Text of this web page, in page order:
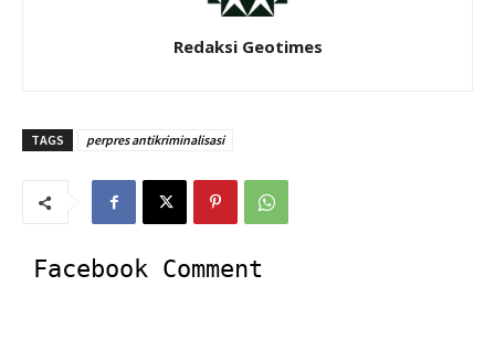
Redaksi Geotimes
TAGS perpres antikriminalisasi
Facebook Comment